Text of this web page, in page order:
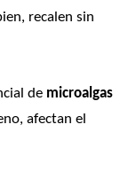
recalen sin
de microalgas
afectan el